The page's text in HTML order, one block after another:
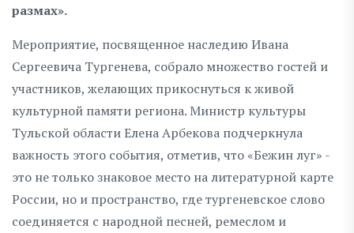
размах».
Мероприятие, посвященное наследию Ивана
Сергеевича Тургенева, собрало множество гостей и
участников, желающих прикоснуться к живой
культурной памяти региона. Министр культуры
Тульской области Елена Арбекова подчеркнула
важность этого события, отметив, что «Бежин луг» -
это не только знаковое место на литературной карте
России, но и пространство, где тургеневское слово
соединяется с народной песней, ремеслом и